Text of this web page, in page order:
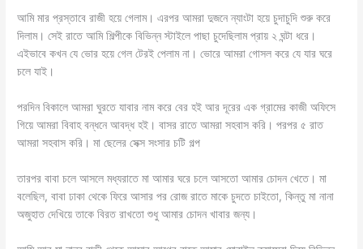
আমি মার প্রস্তাবে রাজী হয়ে গেলাম। এরপর আমরা দুজনে ন্যাংটা হয়ে চুদাচুদি শুরু করে
দিলাম। সেই রাতে আমি শিল্পীকে বিভিন্ন স্টাইলে পাছা চুদেছিলাম প্রায় ২ ঘন্টা ধরে।
এইভাবে কখন যে ভোর হয়ে গেল টেরই পেলাম না। ভোরে আমরা গোসল করে যে যার ঘরে
চলে যাই।
পরদিন বিকালে আমরা ঘুরতে যাবার নাম করে বের হই আর দূরের এক গ্রামের কাজী অফিসে
গিয়ে আমরা বিবাহ বন্ধনে আবদ্ধ হই। বাসর রাতে আমরা সহবাস করি। পরপর ৫ রাত
আমরা সহবাস করি। মা ছেলের সেক্স সংসার চটি গল্প
তারপর বাবা চলে আসলে মধ্যরাতে মা আমার ঘরে চলে আসতো আমার চোদন খেতে। মা
বলেছিল, বাবা ঢাকা থেকে ফিরে আসার পর রোজ রাতে মাকে চুদতে চাইতো, কিন্তু মা নানা
অজুহাত দেখিয়ে তাকে বিরত রাখতো শুধু আমার চোদন খাবার জন্য।